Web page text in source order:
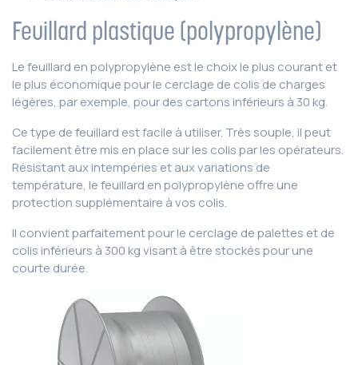
Feuillard plastique (polypropylène)
Le feuillard en polypropylène est le choix le plus courant et
le plus économique pour le cerclage de colis de charges
légères, par exemple, pour des cartons inférieurs à 30 kg.
Ce type de feuillard est facile à utiliser. Très souple, il peut
facilement être mis en place sur les colis par les opérateurs.
Résistant aux intempéries et aux variations de
température, le feuillard en polypropylène offre une
protection supplémentaire à vos colis.
Il convient parfaitement pour le cerclage de palettes et de
colis inférieurs à 300 kg visant à être stockés pour une
courte durée.